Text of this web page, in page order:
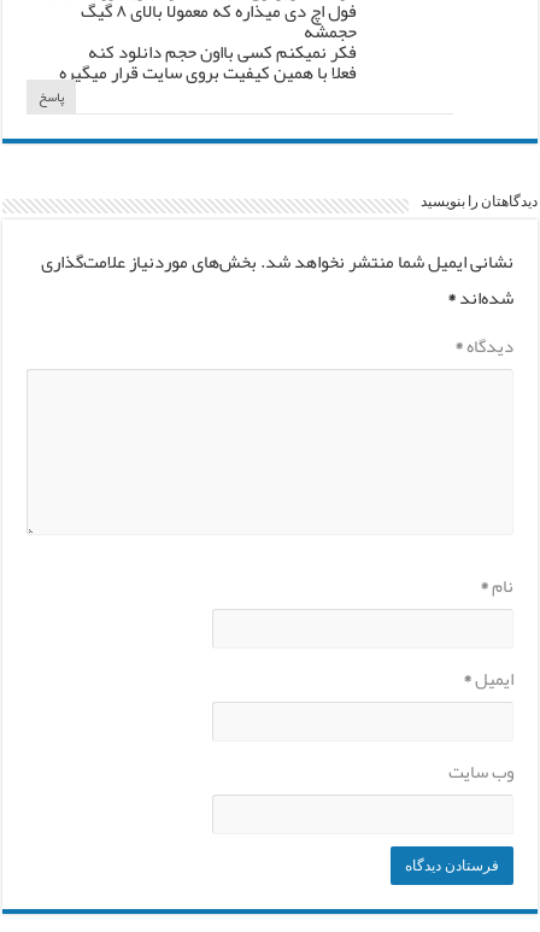
فول اچ دی میذاره که معمولا بالای ۸ گیگ
حجمشه
فکر نمیکنم کسی بااون حجم دانلود کنه
فعلا با همین کیفیت بروی سایت قرار میگیره
پاسخ
دیدگاهتان را بنویسید
نشانی ایمیل شما منتشر نخواهد شد.بخش‌های موردنیاز علامت‌گذاری
شده‌اند*
دیدگاه*
نام*
ایمیل*
وب‌ سایت